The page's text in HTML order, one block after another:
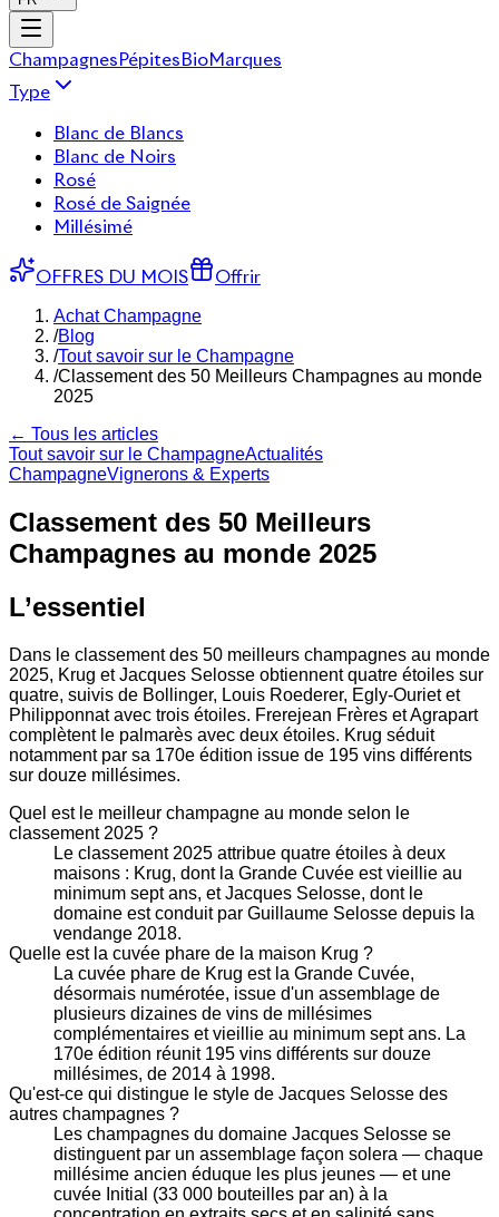
ChampagnesPépitesBioMarques
Type
Blanc de Blancs
Blanc de Noirs
Rosé
Rosé de Saignée
Millésimé
OFFRES DU MOIS Offrir
Achat Champagne
/Blog
/Tout savoir sur le Champagne
/Classement des 50 Meilleurs Champagnes au monde
2025
← Tous les articles
Tout savoir sur le ChampagneActualités
ChampagneVignerons & Experts
Classement des 50 Meilleurs
Champagnes au monde 2025
L’essentiel
Dans le classement des 50 meilleurs champagnes au monde
2025, Krug et Jacques Selosse obtiennent quatre étoiles sur
quatre, suivis de Bollinger, Louis Roederer, Egly-Ouriet et
Philipponnat avec trois étoiles. Frerejean Frères et Agrapart
complètent le palmarès avec deux étoiles. Krug séduit
notamment par sa 170e édition issue de 195 vins différents
sur douze millésimes.
Quel est le meilleur champagne au monde selon le
classement 2025 ?
Le classement 2025 attribue quatre étoiles à deux
maisons : Krug, dont la Grande Cuvée est vieillie au
minimum sept ans, et Jacques Selosse, dont le
domaine est conduit par Guillaume Selosse depuis la
vendange 2018.
Quelle est la cuvée phare de la maison Krug ?
La cuvée phare de Krug est la Grande Cuvée,
désormais numérotée, issue d'un assemblage de
plusieurs dizaines de vins de millésimes
complémentaires et vieillie au minimum sept ans. La
170e édition réunit 195 vins différents sur douze
millésimes, de 2014 à 1998.
Qu'est-ce qui distingue le style de Jacques Selosse des
autres champagnes ?
Les champagnes du domaine Jacques Selosse se
distinguent par un assemblage façon solera — chaque
millésime ancien éduque les plus jeunes — et une
cuvée Initial (33 000 bouteilles par an) à la